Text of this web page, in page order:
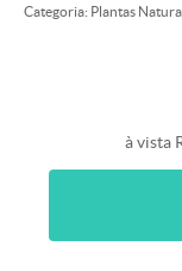
Categoria: Plantas
à vista